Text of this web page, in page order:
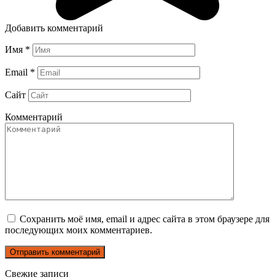
Добавить комментарий
Имя *
Email *
Сайт
Комментарий
Сохранить моё имя, email и адрес сайта в этом браузере для
последующих моих комментариев.
Свежие записи